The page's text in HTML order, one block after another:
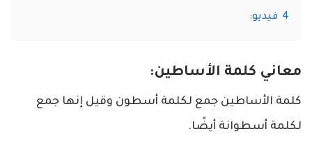
4 فيديو:
معاني كلمة الأساطين:
كلمة الأساطين جمع لكلمة أسطون وقيل إنها جمع
لكلمة أسطوانة أيضًا.